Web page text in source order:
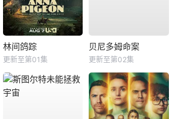
林间鸽踪
更新至第01集
贝尼多姆命案
更新至第02集